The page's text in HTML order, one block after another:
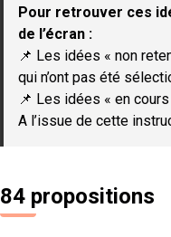
Pour retrouver ces
de l’écran :
📌 Les idées « non
qui n’ont pas été
📌 Les idées « en
A l’issue de cette
84 propositions